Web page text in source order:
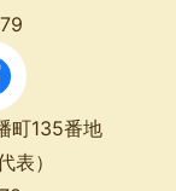
町135番地
表）